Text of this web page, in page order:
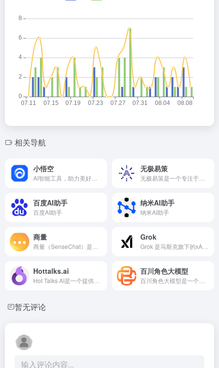
相关导航
小悟空 无极易策
百度AI助手
百度AI助手
纳米AI助手
纳米AI助手
商量 Grok
Hottalks.ai 百川角色大模型
暂无评论